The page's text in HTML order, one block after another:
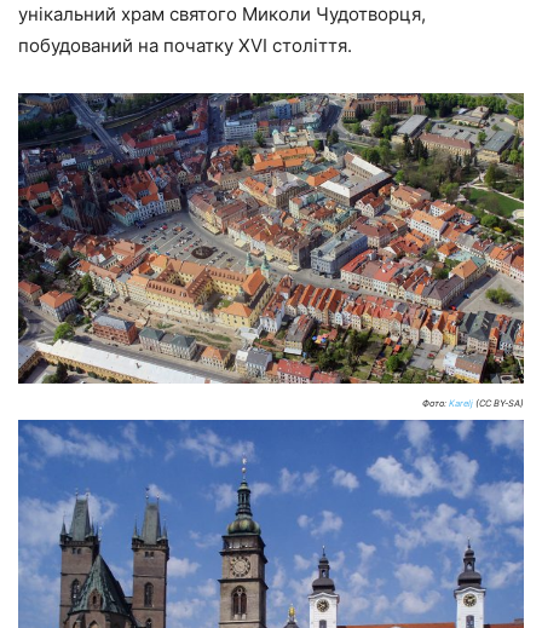
унікальний храм святого Миколи Чудотворця,
побудований на початку XVI століття.
Фото: Karelj (CC BY-SA)